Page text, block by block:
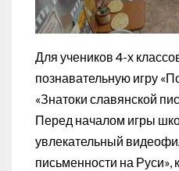
Для учеников 4-х
познавательную игру
«Знатоки славянской
Перед началом игры
увлекательный
письменности на